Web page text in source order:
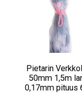
Pietarin
50mm 1,5m
0,17mm